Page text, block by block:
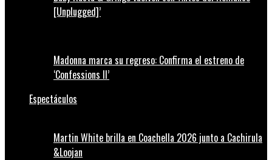
[Unplugged]’
Madonna marca su regreso: Confirma el estreno de
‘Confessions II’
Espectáculos
Martin White brilla en Coachella 2026 junto a Cachirula
&Loojan